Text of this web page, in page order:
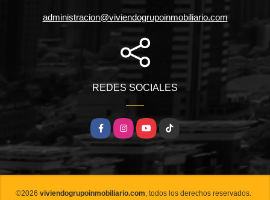
administracion@viviendogrupoinmobiliario.com
REDES SOCIALES
FacebookInstagramYouTubeTikTok
©2026 viviendogrupoinmobiliario.com, todos los derechos reservados.